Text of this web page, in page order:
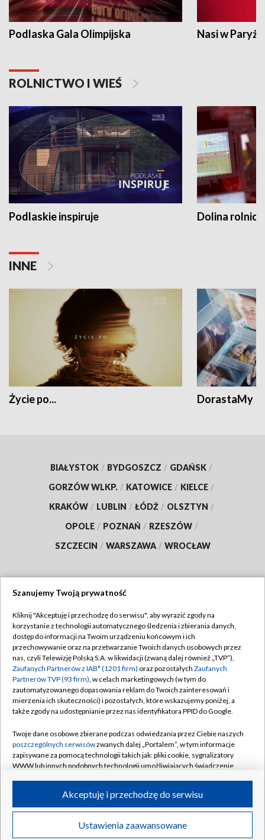
Podlaska Gala Olimpijska Nasi w Paryżu
ROLNICTWO I WIEŚ
Podlaskie inspiruje Dolina
INNE
Życie po... DorastaMy
BIAŁYSTOK / BYDGOSZCZ / GDAŃSK /
GORZÓW WLKP. / KATOWICE / KIELCE /
KRAKÓW / LUBLIN / ŁÓDŹ / OLSZTYN /
OPOLE / POZNAŃ / RZESZÓW /
SZCZECIN / WARSZAWA / WROCŁAW
TVP
Abonament TVP
Emisja w TVP
Centrum informacji TVP
Naziemna Telewizja Cyfrowa
Rada Programowa
System NOS
Informacje o nadawcy
Program dla prasy
Ogłoszenie przetargowe
Regulamin TVP
Polityka prywatności
Moje zgody
Pomoc
Kontakt
Kanały
©2026 Telewizja Polska S.A. w likwidacji
Szanujemy Twoją prywatność
Kliknij "Akceptuję i przechodzę do serwisu", aby wyrazić zgody na
korzystanie z technologii automatycznego śledzenia i zbierania danych,
dostęp do informacji na Twoim urządzeniu końcowym i ich
przechowywanie oraz na przetwarzanie Twoich danych osobowych przez
nas, czyli Telewizję Polską S.A. w likwidacji (zwaną dalej również „TVP”),
Zaufanych Partnerów z IAB* (1201 firm) oraz pozostałych Zaufanych
Partnerów TVP (93 firm), w celach marketingowych (w tym do
zautomatyzowanego dopasowania reklam do Twoich zainteresowań i
mierzenia ich skuteczności) i pozostałych, które wskazujemy poniżej, a
także zgody na udostępnianie przez nas identyfikatora PPID do Google.
Twoje dane osobowe zbierane podczas odwiedzania przez Ciebie naszych
poszczególnych serwisówzwanych dalej „Portalem”, w tym informacje
zapisywane za pomocą technologii takich jak: pliki cookie, sygnalizatory
WWW lub innych podobnych technologii umożliwiających świadczenie
ruchu w Internecie.
Twoje dane osobowe zbierane podczas odwiedzania przez Ciebie
poszczególnych serwisówna Portalu, takie jak adresy IP, identyfikatory
Ustawienia zaawansowane
Akceptuję i przechodzę do serwisu